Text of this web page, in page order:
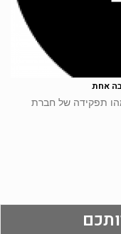
אחת
תפקידה של חברת